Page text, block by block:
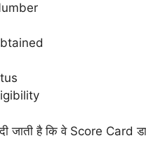
दी जाती है कि वे Score Card